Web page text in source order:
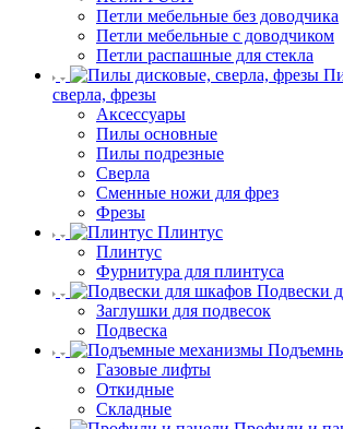
Петли мебельные без доводчика
Петли мебельные с доводчиком
Петли распашные для стекла
сверла, фрезы
Аксессуары
Пилы основные
Пилы подрезные
Сверла
Сменные ножи для фрез
Фрезы
Плинтус
Плинтус
Фурнитура для плинтуса
Подвески
Заглушки для подвесок
Подвеска
Газовые лифты
Откидные
Складные